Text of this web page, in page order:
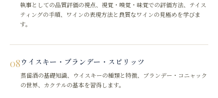
執事としての品質評価の視点、視覚・嗅覚・味覚での評価方法、テイス
ティングの手順、ワインの表現方法と良質なワインの見極めを学びま
す。
08ウイスキー・ブランデー・スピリッツ
蒸留酒の基礎知識、ウイスキーの種類と特徴、ブランデー・コニャック
の世界、カクテルの基本を習得します。